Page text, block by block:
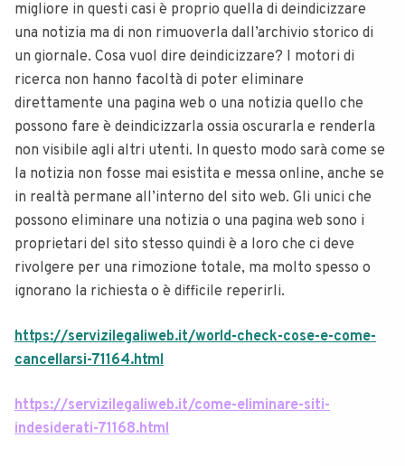
migliore in questi casi è proprio quella di deindicizzare
una notizia ma di non rimuoverla dall’archivio storico di
un giornale. Cosa vuol dire deindicizzare? I motori di
ricerca non hanno facoltà di poter eliminare
direttamente una pagina web o una notizia quello che
possono fare è deindicizzarla ossia oscurarla e renderla
non visibile agli altri utenti. In questo modo sarà come se
la notizia non fosse mai esistita e messa online, anche se
in realtà permane all’interno del sito web. Gli unici che
possono eliminare una notizia o una pagina web sono i
proprietari del sito stesso quindi è a loro che ci deve
rivolgere per una rimozione totale, ma molto spesso o
ignorano la richiesta o è difficile reperirli.
https://servizilegaliweb.it/world-check-cose-e-come-
cancellarsi-71164.html
https://servizilegaliweb.it/come-eliminare-siti-
indesiderati-71168.html